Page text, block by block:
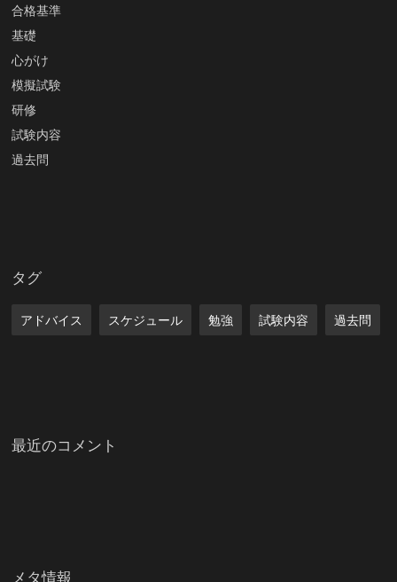
合格基準
基礎
心がけ
模擬試験
研修
試験内容
過去問
タグ
アドバイス スケジュール 勉強 試験内容 過去問
最近のコメント
メタ情報